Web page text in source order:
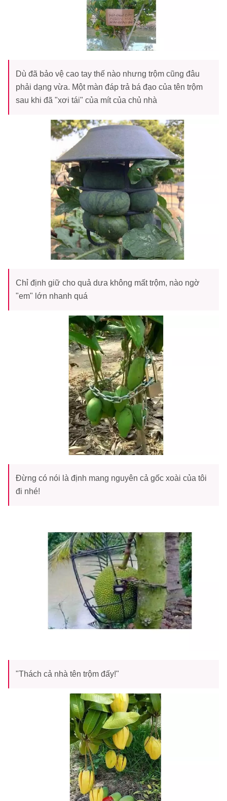
Dù đã bảo vệ cao tay thế nào nhưng trộm cũng đâu
phải dạng vừa. Một màn đáp trả bá đạo của tên trộm
sau khi đã "xơi tái" của mít của chủ nhà
Chỉ định giữ cho quả dưa không mất trộm, nào ngờ
"em" lớn nhanh quá
Đừng có nói là định mang nguyên cả gốc xoài của tôi
đi nhé!
"Thách cả nhà tên trộm đấy!"